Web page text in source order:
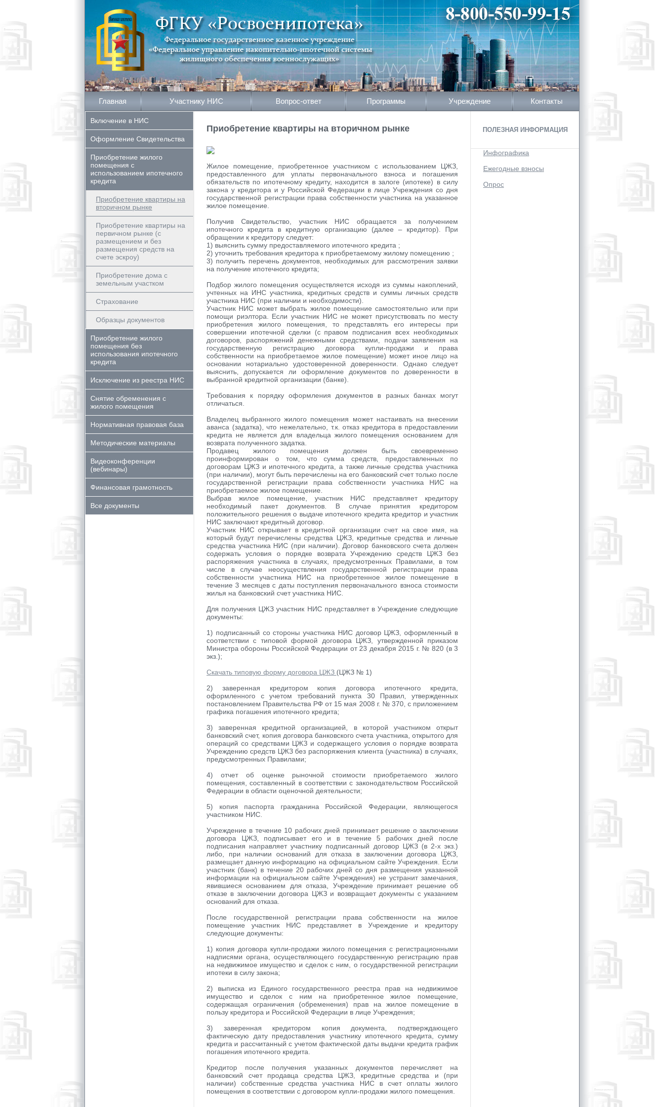
Главная Участнику НИС Вопрос-ответ Программы Учреждение Контакты
Включение в НИС
Оформление Свидетельства
Приобретение жилого
помещения с
использованием ипотечного
кредита
Приобретение квартиры на
вторичном рынке
Приобретение квартиры на
первичном рынке (с
размещением и без
размещения средств на
счете эскроу)
Приобретение дома с
земельным участком
Страхование
Образцы документов
Приобретение жилого
помещения без
использования ипотечного
кредита
Исключение из реестра НИС
Снятие обременения с
жилого помещения
Нормативная правовая база
Методические материалы
Видеоконференции
(вебинары)
Финансовая грамотность
Все документы
Приобретение квартиры на вторичном рынке
Жилое помещение, приобретенное участником с использованием ЦЖЗ,
предоставленного для уплаты первоначального взноса и погашения
обязательств по ипотечному кредиту, находится в залоге (ипотеке) в силу
закона у кредитора и у Российской Федерации в лице Учреждения со дня
государственной регистрации права собственности участника на указанное
жилое помещение.
Получив Свидетельство, участник НИС обращается за получением
ипотечного кредита в кредитную организацию (далее – кредитор). При
обращении к кредитору следует:
1) выяснить сумму предоставляемого ипотечного кредита ;
2) уточнить требования кредитора к приобретаемому жилому помещению ;
3) получить перечень документов, необходимых для рассмотрения заявки
на получение ипотечного кредита;
Подбор жилого помещения осуществляется исходя из суммы накоплений,
учтенных на ИНС участника, кредитных средств и суммы личных средств
участника НИС (при наличии и необходимости).
Участник НИС может выбрать жилое помещение самостоятельно или при
помощи риэлтора. Если участник НИС не может присутствовать по месту
приобретения жилого помещения, то представлять его интересы при
совершении ипотечной сделки (с правом подписания всех необходимых
договоров, распоряжений денежными средствами, подачи заявления на
государственную регистрацию договора купли-продажи и права
собственности на приобретаемое жилое помещение) может иное лицо на
основании нотариально удостоверенной доверенности. Однако следует
выяснить, допускается ли оформление документов по доверенности в
выбранной кредитной организации (банке).
Требования к порядку оформления документов в разных банках могут
отличаться.
Владелец выбранного жилого помещения может настаивать на внесении
аванса (задатка), что нежелательно, т.к. отказ кредитора в предоставлении
кредита не является для владельца жилого помещения основанием для
возврата полученного задатка.
Продавец жилого помещения должен быть своевременно
проинформирован о том, что сумма средств, предоставленных по
договорам ЦЖЗ и ипотечного кредита, а также личные средства участника
(при наличии), могут быть перечислены на его банковский счет только после
государственной регистрации права собственности участника НИС на
приобретаемое жилое помещение.
Выбрав жилое помещение, участник НИС представляет кредитору
необходимый пакет документов. В случае принятия кредитором
положительного решения о выдаче ипотечного кредита кредитор и участник
НИС заключают кредитный договор.
Участник НИС открывает в кредитной организации счет на свое имя, на
который будут перечислены средства ЦЖЗ, кредитные средства и личные
средства участника НИС (при наличии). Договор банковского счета должен
содержать условия о порядке возврата Учреждению средств ЦЖЗ без
распоряжения участника в случаях, предусмотренных Правилами, в том
числе в случае неосуществления государственной регистрации права
собственности участника НИС на приобретенное жилое помещение в
течение 3 месяцев с даты поступления первоначального взноса стоимости
жилья на банковский счет участника НИС.
Для получения ЦЖЗ участник НИС представляет в Учреждение следующие
документы:
1) подписанный со стороны участника НИС договор ЦЖЗ, оформленный в
соответствии с типовой формой договора ЦЖЗ, утвержденной приказом
Министра обороны Российской Федерации от 23 декабря 2015 г. № 820 (в 3
экз.);
Скачать типовую форму договора ЦЖЗ (ЦЖЗ № 1)
2) заверенная кредитором копия договора ипотечного кредита,
оформленного с учетом требований пункта 30 Правил, утвержденных
постановлением Правительства РФ от 15 мая 2008 г. № 370, с приложением
графика погашения ипотечного кредита;
3) заверенная кредитной организацией, в которой участником открыт
банковский счет, копия договора банковского счета участника, открытого для
операций со средствами ЦЖЗ и содержащего условия о порядке возврата
Учреждению средств ЦЖЗ без распоряжения клиента (участника) в случаях,
предусмотренных Правилами;
4) отчет об оценке рыночной стоимости приобретаемого жилого
помещения, составленный в соответствии с законодательством Российской
Федерации в области оценочной деятельности;
5) копия паспорта гражданина Российской Федерации, являющегося
участником НИС.
Учреждение в течение 10 рабочих дней принимает решение о заключении
договора ЦЖЗ, подписывает его и в течение 5 рабочих дней после
подписания направляет участнику подписанный договор ЦЖЗ (в 2-х экз.)
либо, при наличии оснований для отказа в заключении договора ЦЖЗ,
размещает данную информацию на официальном сайте Учреждения. Если
участник (банк) в течение 20 рабочих дней со дня размещения указанной
информации на официальном сайте Учреждения) не устранит замечания,
явившиеся основанием для отказа, Учреждение принимает решение об
отказе в заключении договора ЦЖЗ и возвращает документы с указанием
оснований для отказа.
После государственной регистрации права собственности на жилое
помещение участник НИС представляет в Учреждение и кредитору
следующие документы:
1) копия договора купли-продажи жилого помещения с регистрационными
надписями органа, осуществляющего государственную регистрацию прав
на недвижимое имущество и сделок с ним, о государственной регистрации
ипотеки в силу закона;
2) выписка из Единого государственного реестра прав на недвижимое
имущество и сделок с ним на приобретенное жилое помещение,
содержащая ограничения (обременения) прав на жилое помещение в
пользу кредитора и Российской Федерации в лице Учреждения;
3) заверенная кредитором копия документа, подтверждающего
фактическую дату предоставления участнику ипотечного кредита, сумму
кредита и рассчитанный с учетом фактической даты выдачи кредита график
погашения ипотечного кредита.
Кредитор после получения указанных документов перечисляет на
банковский счет продавца средства ЦЖЗ, кредитные средства и (при
наличии) собственные средства участника НИС в счет оплаты жилого
помещения в соответствии с договором купли-продажи жилого помещения.
ПОЛЕЗНАЯ ИНФОРМАЦИЯ
Инфографика
Ежегодные взносы
Опрос